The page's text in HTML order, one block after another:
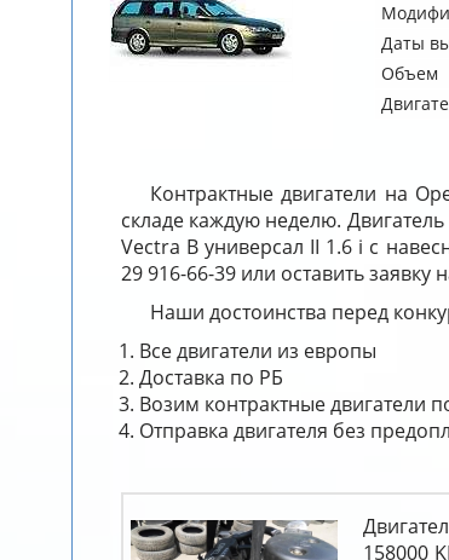
Даты
Объем
Контрактные двигатели на
складе каждую неделю.
Vectra B универсал II 1.6 i с
29 916-66-39 или оставить заявку
Наши достоинства перед
Все двигатели из европы
Доставка по РБ
Возим контрактные двигатели
Отправка двигателя без
158000